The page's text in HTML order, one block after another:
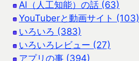
AI（人工知能）の話 (63)
YouTuberと動画サイト (103)
いろいろ (383)
いろいろレビュー (27)
アプリの事 (394)